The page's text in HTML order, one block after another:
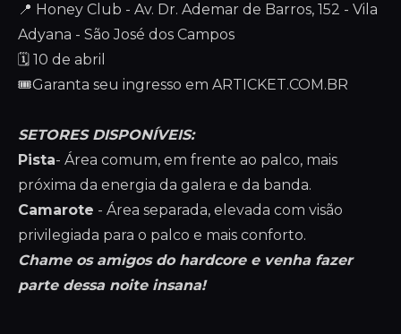
📍 Honey Club - Av. Dr. Ademar de Barros, 152 - Vila
Adyana - São José dos Campos
🗓️ 10 de abril
🎟️Garanta seu ingresso em ARTICKET.COM.BR
SETORES DISPONÍVEIS:
Pista- Área comum, em frente ao palco, mais
próxima da energia da galera e da banda.
Camarote - Área separada, elevada com visão
privilegiada para o palco e mais conforto.
Chame os amigos do hardcore e venha fazer
parte dessa noite insana!